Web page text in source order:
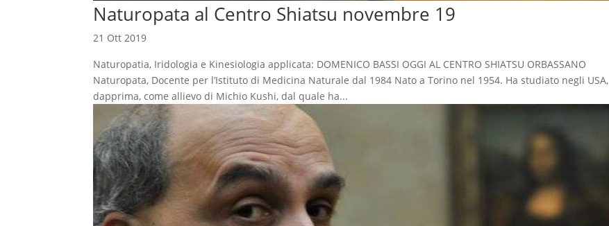
Naturopata al Centro Shiatsu novembre 19
21 Ott 2019
Naturopatia, Iridologia e Kinesiologia applicata: DOMENICO BASSI OGGI AL CENTRO SHIATSU ORBASSANO
Naturopata, Docente per l’Istituto di Medicina Naturale dal 1984 Nato a Torino nel 1954. Ha studiato negli USA,
dapprima, come allievo di Michio Kushi, dal quale ha...